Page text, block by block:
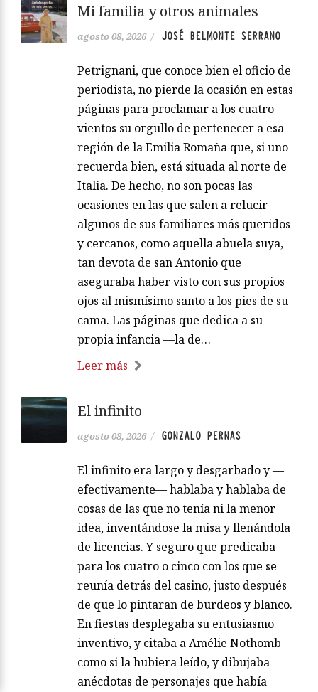
Mi familia y otros animales
agosto 08, 2026 / JOSÉ BELMONTE SERRANO
Petrignani, que conoce bien el oficio de
periodista, no pierde la ocasión en estas
páginas para proclamar a los cuatro
vientos su orgullo de pertenecer a esa
región de la Emilia Romaña que, si uno
recuerda bien, está situada al norte de
Italia. De hecho, no son pocas las
ocasiones en las que salen a relucir
algunos de sus familiares más queridos
y cercanos, como aquella abuela suya,
tan devota de san Antonio que
aseguraba haber visto con sus propios
ojos al mismísimo santo a los pies de su
cama. Las páginas que dedica a su
propia infancia —la de…
Leer más
El infinito
agosto 08, 2026 / GONZALO PERNAS
El infinito era largo y desgarbado y —
efectivamente— hablaba y hablaba de
cosas de las que no tenía ni la menor
idea, inventándose la misa y llenándola
de licencias. Y seguro que predicaba
para los cuatro o cinco con los que se
reunía detrás del casino, justo después
de que lo pintaran de burdeos y blanco.
En fiestas desplegaba su entusiasmo
inventivo, y citaba a Amélie Nothomb
como si la hubiera leído, y dibujaba
anécdotas de personajes que había